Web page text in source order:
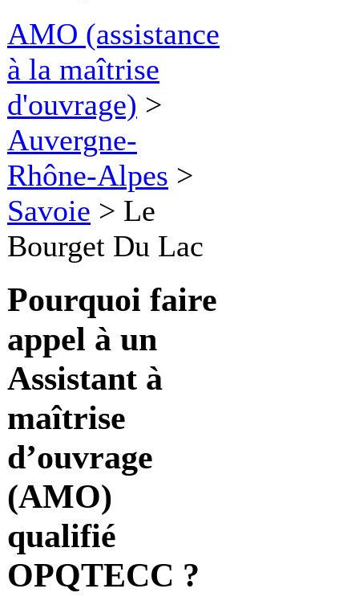
AMO (assistance
à la maîtrise
d'ouvrage) >
Auvergne-
Rhône-Alpes >
Savoie > Le
Bourget Du Lac
Pourquoi faire
appel à un
Assistant à
maîtrise
d’ouvrage
(AMO)
qualifié
OPQTECC ?